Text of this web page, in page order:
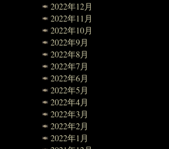
2022年12月
2022年11月
2022年10月
2022年9月
2022年8月
2022年7月
2022年6月
2022年5月
2022年4月
2022年3月
2022年2月
2022年1月